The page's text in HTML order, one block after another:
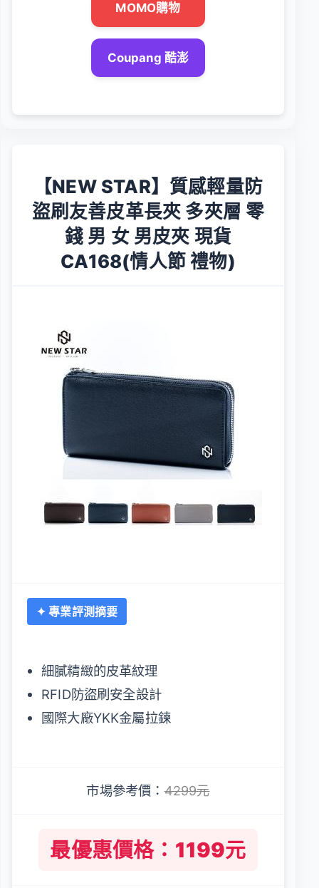
MOMO購物
Coupang 酷澎
【NEW STAR】質感輕量防
盜刷友善皮革長夾 多夾層 零
錢 男 女 男皮夾 現貨
CA168(情人節 禮物)
✦ 專業評測摘要
細膩精緻的皮革紋理
RFID防盜刷安全設計
國際大廠YKK金屬拉鍊
市場參考價：4299元
最優惠價格：1199元